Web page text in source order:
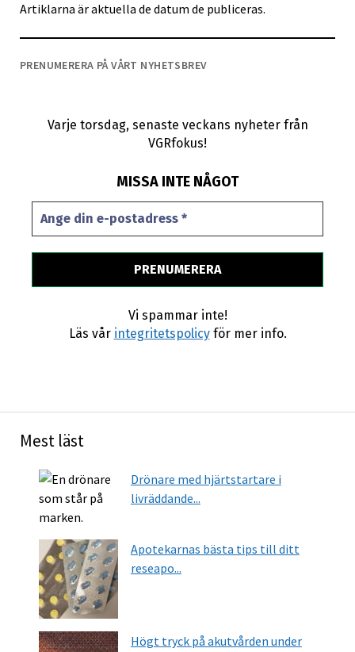
Artiklarna är aktuella de datum de publiceras.
PRENUMERERA PÅ VÅRT NYHETSBREV
Varje torsdag, senaste veckans nyheter från
VGRfokus!
MISSA INTE NÅGOT
Vi spammar inte!
Läs vår integritetspolicyför mer info.
Mest läst
Drönare med hjärtstartare i
livräddande...
Apotekarnas bästa tips till ditt
reseapo...
Högt tryck på akutvården under